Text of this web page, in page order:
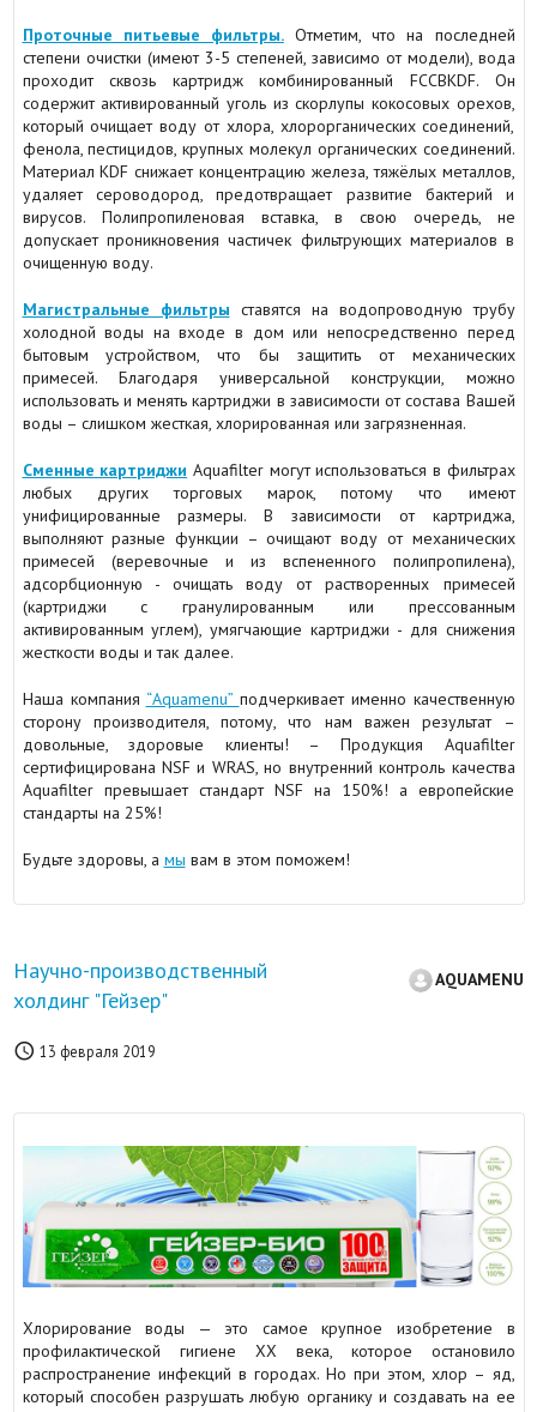
Проточные питьевые фильтры.Отметим, что на последней
степени очистки (имеют 3-5 степеней, зависимо от модели), вода
проходит сквозь картридж комбинированный FCCBKDF. Он
содержит активированный уголь из скорлупы кокосовых орехов,
который очищает воду от хлора, хлорорганических соединений,
фенола, пестицидов, крупных молекул органических соединений.
Материал KDF снижает концентрацию железа, тяжёлых металлов,
удаляет сероводород, предотвращает развитие бактерий и
вирусов. Полипропиленовая вставка, в свою очередь, не
допускает проникновения частичек фильтрующих материалов в
очищенную воду.
Магистральные фильтры ставятся на водопроводную трубу
холодной воды на входе в дом или непосредственно перед
бытовым устройством, что бы защитить от механических
примесей. Благодаря универсальной конструкции, можно
использовать и менять картриджи в зависимости от состава Вашей
воды – слишком жесткая, хлорированная или загрязненная.
Сменные картриджи Aquafilter могут использоваться в фильтрах
любых других торговых марок, потому что имеют
унифицированные размеры. В зависимости от картриджа,
выполняют разные функции – очищают воду от механических
примесей (веревочные и из вспененного полипропилена),
адсорбционную - очищать воду от растворенных примесей
(картриджи с гранулированным или прессованным
активированным углем), умягчающие картриджи - для снижения
жесткости воды и так далее.
Наша компания “Аquamenu” подчеркивает именно качественную
сторону производителя, потому, что нам важен результат –
довольные, здоровые клиенты! – Продукция Aquafilter
сертифицирована NSF и WRAS, но внутренний контроль качества
Aquafilter превышает стандарт NSF на 150%! а европейские
стандарты на 25%!
Будьте здоровы, а мы вам в этом поможем!
Научно-производственный
холдинг "Гейзер"
AQUAMENU
 13 февраля 2019
Хлорирование воды — это самое крупное изобретение в
профилактической гигиене XX века, которое остановило
распространение инфекций в городах. Но при этом, хлор – яд,
который способен разрушать любую органику и создавать на ее